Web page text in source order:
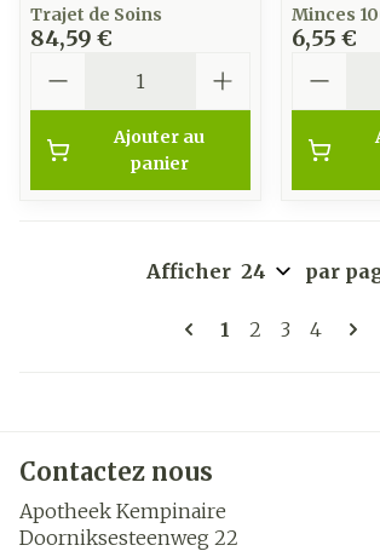
Trajet de Soins
84,59 €
Ajouter au
panier
Minces
6,55 €
Pages
Vous lisez
1 Page
2 Page
3 Page
4
Afficher par
Contactez nous
Apotheek Kempinaire
Doorniksesteenweg 22